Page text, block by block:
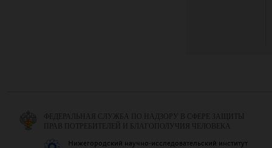
ФЕДЕРАЛЬНАЯ СЛУЖБА ПО НАДЗОРУ В СФЕРЕ ЗАЩИТЫ
ПРАВ ПОТРЕБИТЕЛЕЙ И БЛАГОПОЛУЧИЯ ЧЕЛОВЕКА
Нижегородский научно-исследовательский институт